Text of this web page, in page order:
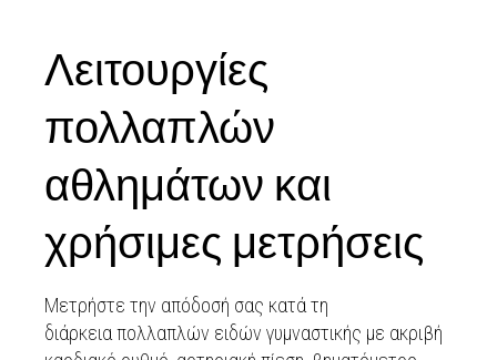
Λειτουργίες
πολλαπλών
αθλημάτων και
χρήσιμες μετρήσεις
Μετρήστε την απόδοσή σας κατά τη
διάρκεια πολλαπλών ειδών γυμναστικής με ακριβή